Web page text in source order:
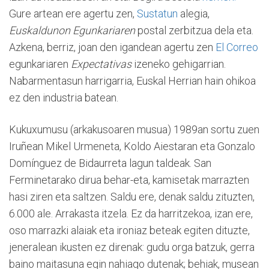
Gure artean ere agertu zen, Sustatun alegia,
Euskaldunon Egunkariarenpostal zerbitzua dela eta.
Azkena, berriz, joan den igandean agertu zen El Correo
egunkariaren Expectativasizeneko gehigarrian.
Nabarmentasun harrigarria, Euskal Herrian hain ohikoa
ez den industria batean.
Kukuxumusu (arkakusoaren musua) 1989an sortu zuen
Iruñean Mikel Urmeneta, Koldo Aiestaran eta Gonzalo
Domínguez de Bidaurreta lagun taldeak. San
Ferminetarako dirua behar-eta, kamisetak marrazten
hasi ziren eta saltzen. Saldu ere, denak saldu zituzten,
6.000 ale. Arrakasta itzela. Ez da harritzekoa, izan ere,
oso marrazki alaiak eta ironiaz beteak egiten dituzte,
jeneralean ikusten ez direnak: gudu orga batzuk, gerra
baino maitasuna egin nahiago dutenak; behiak, musean